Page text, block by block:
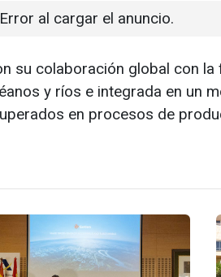
Error al cargar el anuncio.
su colaboración global con la
y ríos e integrada en un
en procesos de